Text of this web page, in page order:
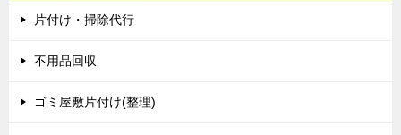
片付け・掃除代行
不用品回収
ゴミ屋敷片付け(整理)